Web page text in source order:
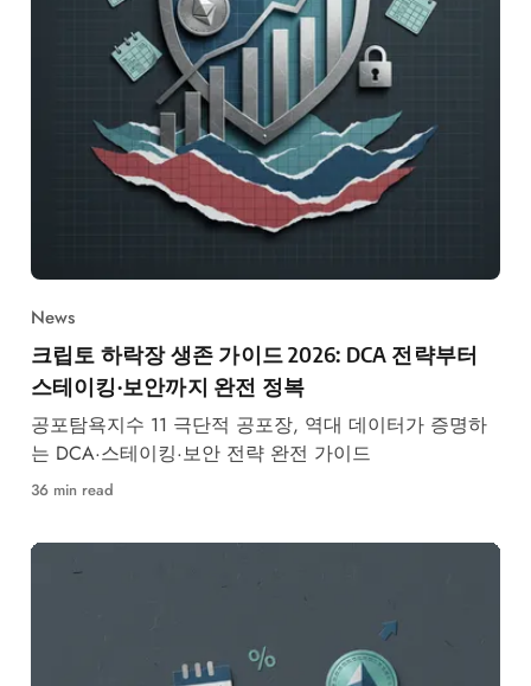
News
크립토 하락장 생존 가이드 2026: DCA 전략부터
스테이킹·보안까지 완전 정복
공포탐욕지수 11 극단적 공포장, 역대 데이터가 증명하
는 DCA·스테이킹·보안 전략 완전 가이드
36 min read